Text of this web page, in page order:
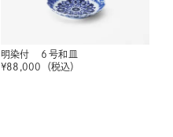
明染付 ６号和皿
¥88,000 （税込）